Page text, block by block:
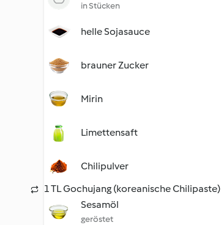
in Stücken
helle Sojasauce
brauner Zucker
Mirin
Limettensaft
Chilipulver
1 TL Gochujang (koreanische Chilipaste)
Sesamöl
geröstet